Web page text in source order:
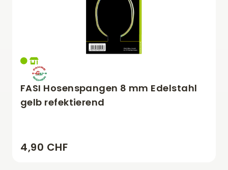
FASI Hosenspangen 8 mm Edelstahl
gelb refektierend
4,90 CHF